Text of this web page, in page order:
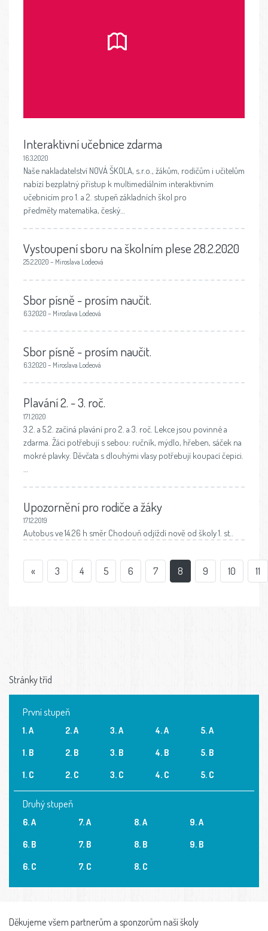
Interaktivní učebnice zdarma
16.3.2020
Naše nakladatelství NOVÁ ŠKOLA, s.r.o., žákům, rodičům i učitelům
nabízí bezplatný přístup k multimediálním interaktivním
učebnicím pro 1. a 2. stupeň základních škol pro
předměty matematika, český…
Vystoupení sboru na školním plese 28.2.2020
25.2.2020 – Miroslava Lodeová
Sbor písně - prosím naučit.
6.3.2020 – Miroslava Lodeová
Sbor písně - prosím naučit.
6.3.2020 – Miroslava Lodeová
Plavání 2. - 3. roč.
17.1.2020
3.2. a 5.2. začíná plavání pro 2. a 3. roč. Lekce jsou povinné a
zdarma. Žáci potřebují s sebou: ručník, mýdlo, hřeben, sáček na
mokré plavky. Děvčata s dlouhými vlasy potřebují koupací čepici.
Upozornění pro rodiče a žáky
17.12.2019
Autobus ve 14.26 h směr Chodouň odjíždí nově od školy 1. st..
« 3 4 5 6 7 8 9 10 11
Stránky tříd
První stupeň
1. A
1. B
1. C
2. A
2. B
2. C
3. A
3. B
3. C
4. A
4. B
4. C
5. A
5. B
5. C
Druhý stupeň
6. A
6. B
6. C
7. A
7. B
7. C
8. A
8. B
8. C
9. A
9. B
Děkujeme všem partnerům a sponzorům naší školy